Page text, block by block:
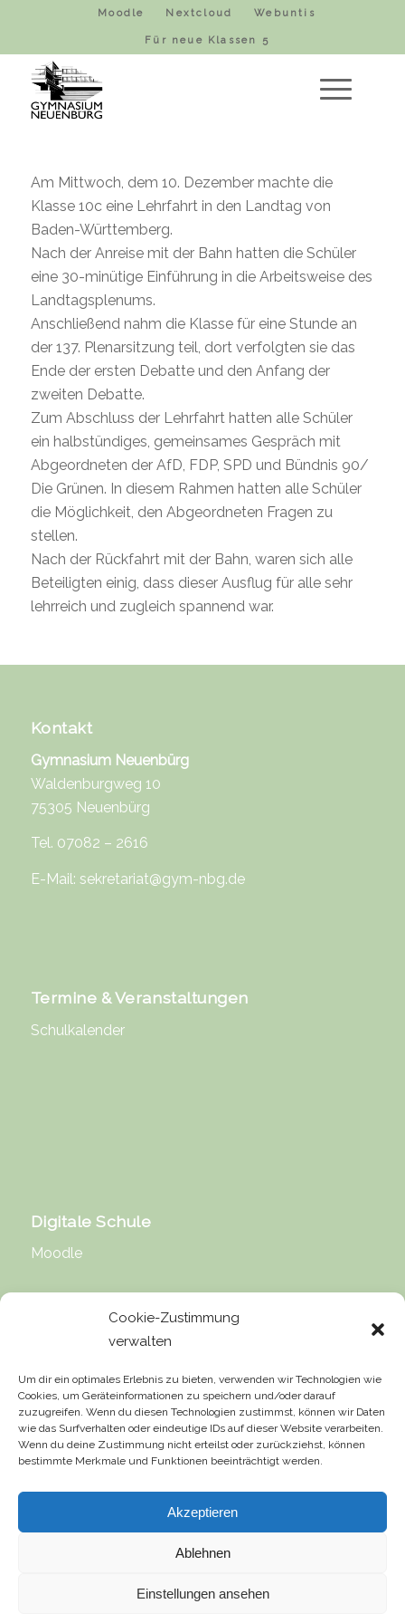
Cookie-Zustimmung
verwalten
Um dir ein optimales Erlebnis zu bieten, verwenden wir Technologien wie
Cookies, um Geräteinformationen zu speichern und/oder darauf
zuzugreifen. Wenn du diesen Technologien zustimmst, können wir Daten
wie das Surfverhalten oder eindeutige IDs auf dieser Website verarbeiten.
Wenn du deine Zustimmung nicht erteilst oder zurückziehst, können
bestimmte Merkmale und Funktionen beeinträchtigt werden.
Akzeptieren
Ablehnen
Einstellungen ansehen
Moodle Nextcloud Webuntis
Für neue Klassen 5
Am Mittwoch, dem 10. Dezember machte die
Klasse 10c eine Lehrfahrt in den Landtag von
Baden-Württemberg.
Nach der Anreise mit der Bahn hatten die Schüler
eine 30-minütige Einführung in die Arbeitsweise des
Landtagsplenums.
Anschließend nahm die Klasse für eine Stunde an
der 137. Plenarsitzung teil, dort verfolgten sie das
Ende der ersten Debatte und den Anfang der
zweiten Debatte.
Zum Abschluss der Lehrfahrt hatten alle Schüler
ein halbstündiges, gemeinsames Gespräch mit
Abgeordneten der AfD, FDP, SPD und Bündnis 90/
Die Grünen. In diesem Rahmen hatten alle Schüler
die Möglichkeit, den Abgeordneten Fragen zu
stellen.
Nach der Rückfahrt mit der Bahn, waren sich alle
Beteiligten einig, dass dieser Ausflug für alle sehr
lehrreich und zugleich spannend war.
Kontakt
Gymnasium Neuenbürg
Waldenburgweg 10
75305 Neuenbürg
Tel. 07082 – 2616
E-Mail: sekretariat@gym-nbg.de
Termine & Veranstaltungen
Schulkalender
Digitale Schule
Moodle
Rechtliche Hinweise
Impressum
Datenschutz